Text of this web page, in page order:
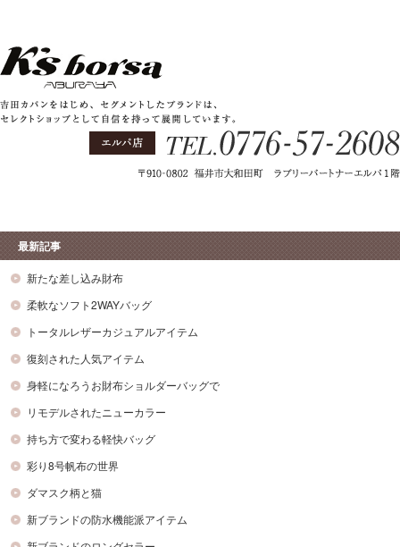
最新記事
新たな差し込み財布
柔軟なソフト2WAYバッグ
トータルレザーカジュアルアイテム
復刻された人気アイテム
身軽になろうお財布ショルダーバッグで
リモデルされたニューカラー
持ち方で変わる軽快バッグ
彩り8号帆布の世界
ダマスク柄と猫
新ブランドの防水機能派アイテム